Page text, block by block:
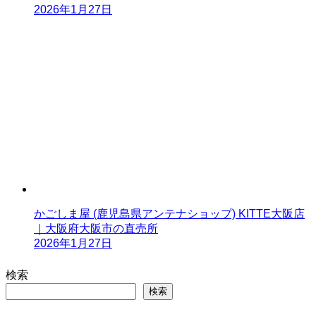
2026年1月27日
かごしま屋 (鹿児島県アンテナショップ) KITTE大阪店
｜大阪府大阪市の直売所
2026年1月27日
検索
検索